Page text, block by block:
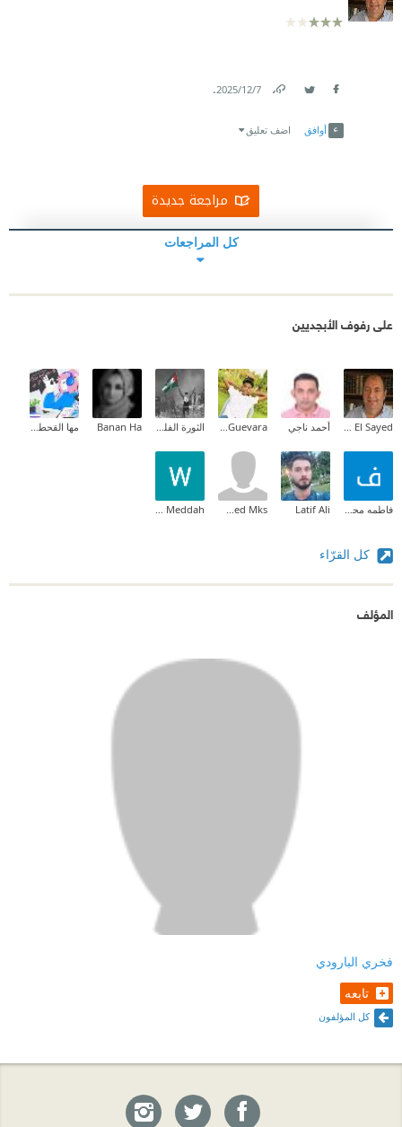
7‏/12‏/2025
.
أوافق اضف تعليق
مراجعة جديدة
كل المراجعات
على رفوف الأبجديين
أحمد ناجي Banan Ha
Latif Ali
كل القرّاء
المؤلف
فخري البارودي
تابعه
كل المؤلفون